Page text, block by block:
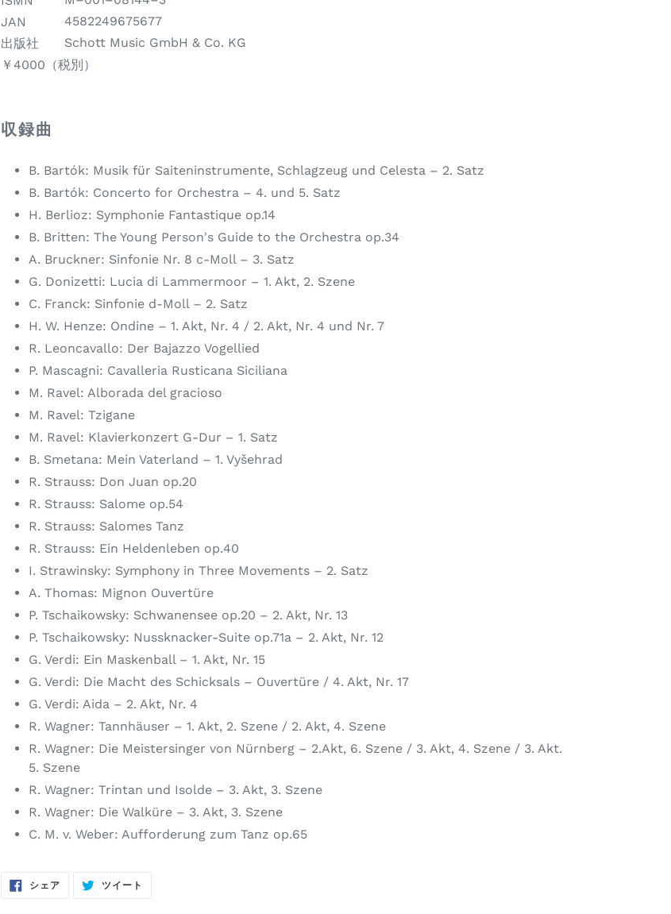
本
の
種
JAN
4582249675677
出版社
Schott Music GmbH & Co. KG
税
格
￥4000（税別）
収録曲
B. Bartók: Musik für Saiteninstrumente, Schlagzeug und Celesta – 2. Satz
B. Bartók: Concerto for Orchestra – 4. und 5. Satz
H. Berlioz: Symphonie Fantastique op.14
B. Britten: The Young Person's Guide to the Orchestra op.34
A. Bruckner: Sinfonie Nr. 8 c-Moll – 3. Satz
G. Donizetti: Lucia di Lammermoor – 1. Akt, 2. Szene
C. Franck: Sinfonie d-Moll – 2. Satz
H. W. Henze: Ondine – 1. Akt, Nr. 4 / 2. Akt, Nr. 4 und Nr. 7
R. Leoncavallo: Der Bajazzo Vogellied
P. Mascagni: Cavalleria Rusticana Siciliana
M. Ravel: Alborada del gracioso
M. Ravel: Tzigane
M. Ravel: Klavierkonzert G-Dur – 1. Satz
B. Smetana: Mein Vaterland – 1. Vyšehrad
R. Strauss: Don Juan op.20
R. Strauss: Salome op.54
R. Strauss: Salomes Tanz
R. Strauss: Ein Heldenleben op.40
I. Strawinsky: Symphony in Three Movements – 2. Satz
A. Thomas: Mignon Ouvertüre
P. Tschaikowsky: Schwanensee op.20 – 2. Akt, Nr. 13
P. Tschaikowsky: Nussknacker-Suite op.71a – 2. Akt, Nr. 12
G. Verdi: Ein Maskenball – 1. Akt, Nr. 15
G. Verdi: Die Macht des Schicksals – Ouvertüre / 4. Akt, Nr. 17
G. Verdi: Aida – 2. Akt, Nr. 4
R. Wagner: Tannhäuser – 1. Akt, 2. Szene / 2. Akt, 4. Szene
R. Wagner: Die Meistersinger von Nürnberg – 2.Akt, 6. Szene / 3. Akt, 4. Szene / 3. Akt.
5. Szene
R. Wagner: Trintan und Isolde – 3. Akt, 3. Szene
R. Wagner: Die Walküre – 3. Akt, 3. Szene
C. M. v. Weber: Aufforderung zum Tanz op.65
シェア FACEBOOKツイート